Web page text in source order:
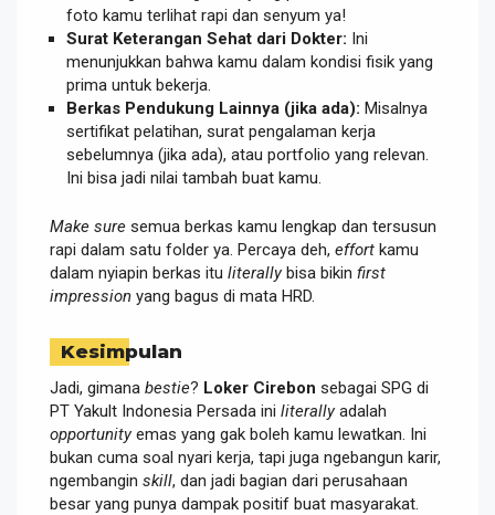
foto kamu terlihat rapi dan senyum ya!
Surat Keterangan Sehat dari Dokter: Ini
menunjukkan bahwa kamu dalam kondisi fisik yang
prima untuk bekerja.
Berkas Pendukung Lainnya (jika ada): Misalnya
sertifikat pelatihan, surat pengalaman kerja
sebelumnya (jika ada), atau portfolio yang relevan.
Ini bisa jadi nilai tambah buat kamu.
Make sure semua berkas kamu lengkap dan tersusun
rapi dalam satu folder ya. Percaya deh, effort kamu
dalam nyiapin berkas itu literallybisa bikin first
impression yang bagus di mata HRD.
Kesimpulan
Jadi, gimana bestie? Loker Cirebon sebagai SPG di
PT Yakult Indonesia Persada ini literallyadalah
opportunityemas yang gak boleh kamu lewatkan. Ini
bukan cuma soal nyari kerja, tapi juga ngebangun karir,
ngembangin skill, dan jadi bagian dari perusahaan
besar yang punya dampak positif buat masyarakat.